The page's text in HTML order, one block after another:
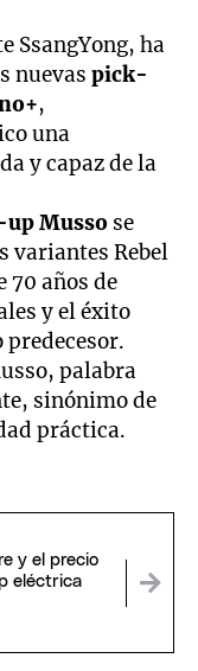
SsangYong, ha
nuevaspick-
,
una
y capaz de la
Musso se
variantes Rebel
70 años de
y el éxito
palabra
sinónimo de
práctica.
y el precio
eléctrica